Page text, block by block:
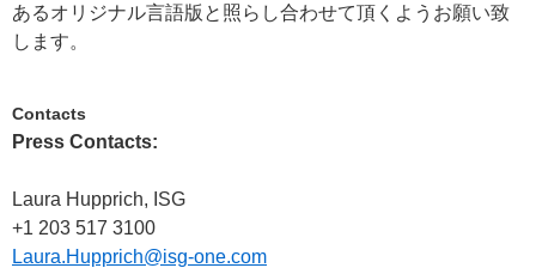
あるオリジナル言語版と照らし合わせて頂くようお願い致
します。
Contacts
Press Contacts:
Laura Hupprich, ISG
+1 203 517 3100
Laura.Hupprich@isg-one.com